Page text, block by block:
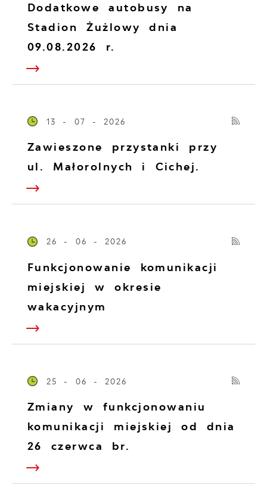
Dodatkowe autobusy na
Stadion Żużlowy dnia
09.08.2026 r.
13 - 07 - 2026
Zawieszone przystanki przy
ul. Małorolnych i Cichej.
26 - 06 - 2026
Funkcjonowanie komunikacji
miejskiej w okresie
wakacyjnym
25 - 06 - 2026
Zmiany w funkcjonowaniu
komunikacji miejskiej od dnia
26 czerwca br.